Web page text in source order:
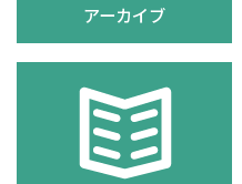
アーカイブ